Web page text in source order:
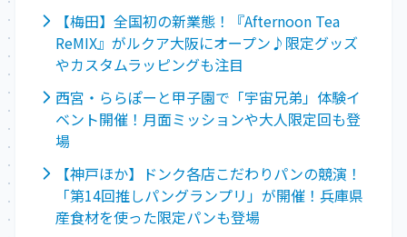
【梅田】全国初の新業態！『Afternoon Tea
ReMIX』がルクア大阪にオープン♪限定グッズ
やカスタムラッピングも注目
西宮・ららぽーと甲子園で「宇宙兄弟」体験イ
ベント開催！月面ミッションや大人限定回も登
場
【神戸ほか】ドンク各店こだわりパンの競演！
「第14回推しパングランプリ」が開催！兵庫県
産食材を使った限定パンも登場